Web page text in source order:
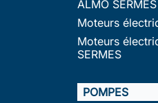
ALMO SERMES
Moteurs
Moteurs
SERMES
POMPES